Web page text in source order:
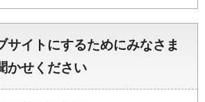
サイトにするためにみなさま
かせください